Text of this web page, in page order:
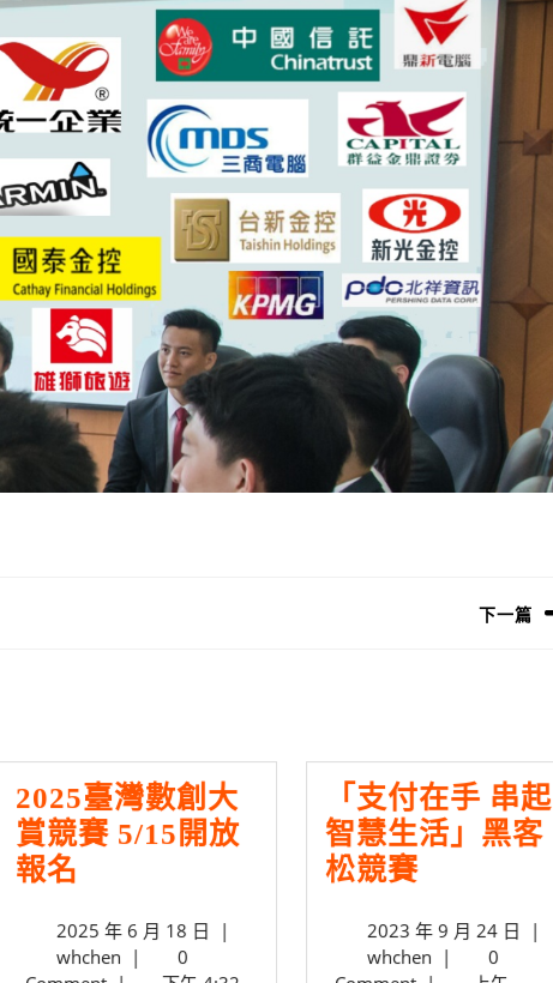
下一篇
2025臺灣數創大
賞競賽 5/15開放
報名
灣
數
2025 年 6 月 18 日 2025
|
whchen whchen
|
0
「支付在手 串起
智慧生活」黑客
松競賽「支
在
手
2023 年 9 月 24 日 2023
|
whchen whchen
|
0